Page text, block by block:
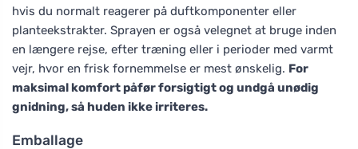
hvis du normalt reagerer på duftkomponenter eller
planteekstrakter. Sprayen er også velegnet at bruge inden
en længere rejse, efter træning eller i perioder med varmt
vejr, hvor en frisk fornemmelse er mest ønskelig. For
maksimal komfort påfør forsigtigt og undgå unødig
gnidning, så huden ikke irriteres.
Emballage